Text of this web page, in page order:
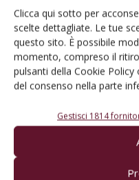
Clicca qui sotto per
scelte dettagliate. Le tue
questo sito. È possibile
momento, compreso il
pulsanti della Cookie
del consenso nella parte
Gestisci 1814
Dalla stessa categoria
ATTUALITÀ